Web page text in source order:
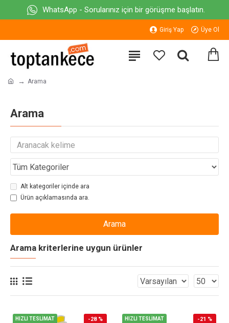
WhatsApp - Sorularınız için bir görüşme başlatın.
Giriş Yap Üye Ol
Arama
Arama
Alt kategoriler içinde ara
Ürün açıklamasında ara.
Arama
Arama kriterlerine uygun ürünler
HIZLI TESLİMAT -28 % HIZLI TESLİMAT -21 %